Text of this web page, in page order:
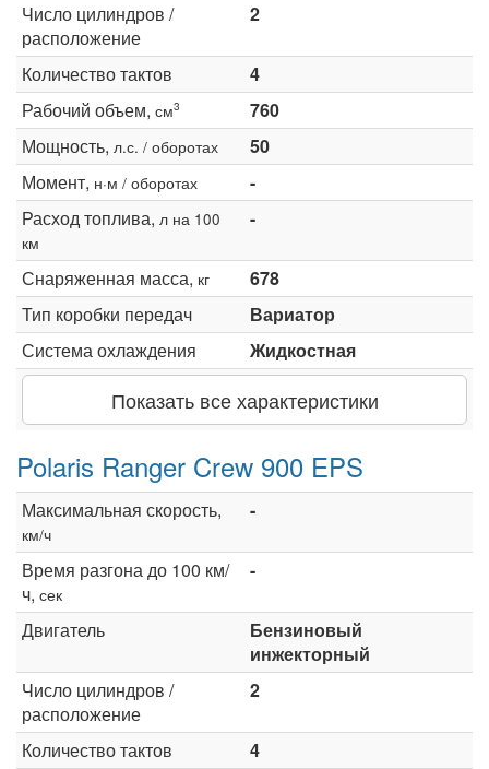
Число цилиндров /
расположение
2
Количество тактов
4
Рабочий объем, см3
760
Мощность, л.с. / оборотах
50
Момент, н·м / оборотах
-
Расход топлива, л на 100
км
-
Снаряженная масса, кг
678
Тип коробки передач
Вариатор
Система охлаждения
Жидкостная
Показать все характеристики
Polaris Ranger Crew 900 EPS
Максимальная скорость,
км/ч
-
Время разгона до 100 км/
ч, сек
-
Двигатель
Бензиновый
инжекторный
Число цилиндров /
расположение
2
Количество тактов
4